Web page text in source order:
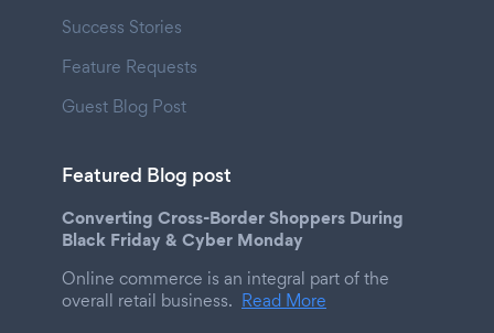
Success Stories
Feature Requests
Guest Blog Post
Featured Blog post
Converting Cross-Border Shoppers During
Black Friday & Cyber Monday
Online commerce is an integral part of the
overall retail business. Read More